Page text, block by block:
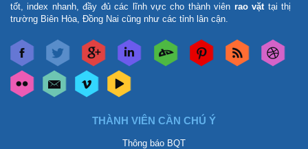
tốt, index nhanh, đầy đủ các lĩnh vực cho thành viên rao vặt tại thị
trường Biên Hòa, Đồng Nai cũng như các tỉnh lân cận.
THÀNH VIÊN CẦN CHÚ Ý
Thông báo BQT